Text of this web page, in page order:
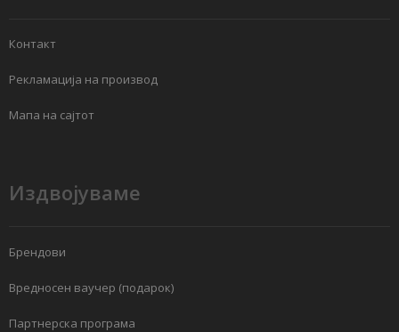
Контакт
Рекламација на производ
Мапа на сајтот
Издвојуваме
Брендови
Вредносен ваучер (подарок)
Партнерска програма